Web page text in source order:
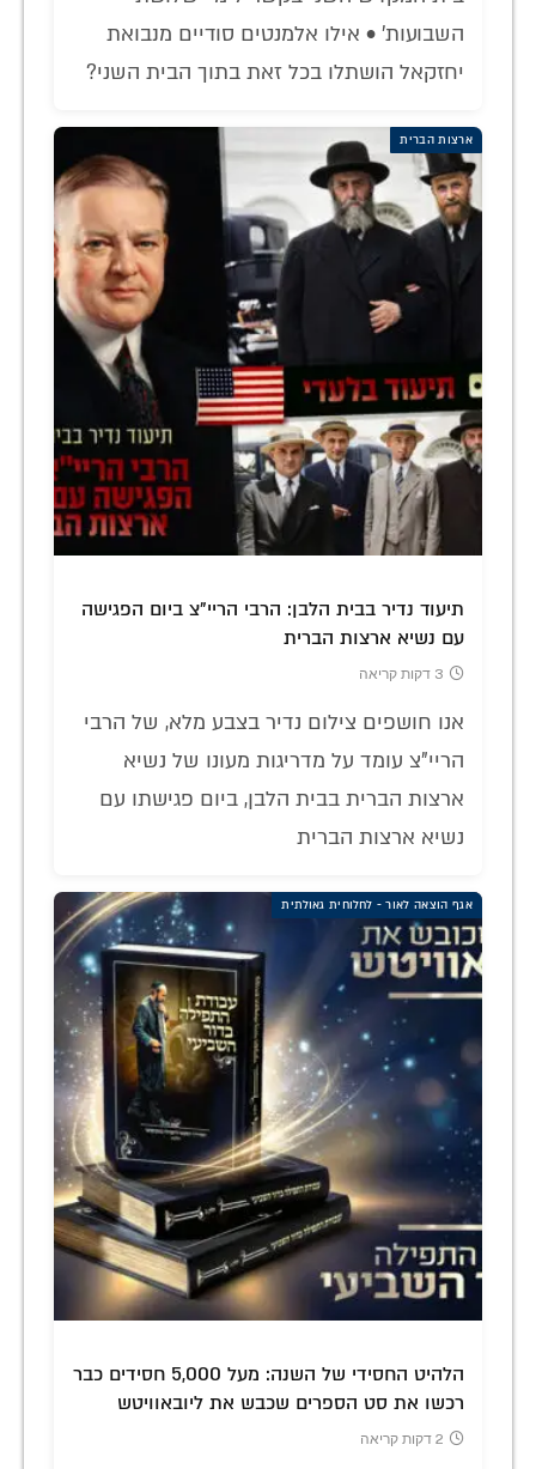
השבועות' • אילו אלמנטים סודיים מנבואת
יחזקאל הושתלו בכל זאת בתוך הבית השני?
ארצות הברית
תיעוד נדיר בבית הלבן: הרבי הריי"צ ביום הפגישה
עם נשיא ארצות הברית
3 דקות קריאה
אנו חושפים צילום נדיר בצבע מלא, של הרבי
הריי"צ עומד על מדריגות מעונו של נשיא
ארצות הברית בבית הלבן, ביום פגישתו עם
נשיא ארצות הברית
אגף הוצאה לאור - לחלוחית גאולתית
הלהיט החסידי של השנה: מעל 5,000 חסידים כבר
רכשו את סט הספרים שכבש את ליובאוויטש
2 דקות קריאה